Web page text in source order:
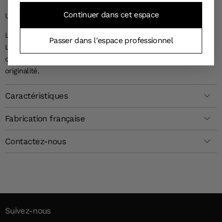
Continuer dans cet espace
Passer dans l'espace professionnel
UN PLATEAU OU UNE DECLARATION
Laissez-vous séduire par l'élégance simple de ce plateau
Love. Idéal pour décorer votre table ou pour servir vos
convives, ce plateau rectangulaire mêle fonctionnalité et
originalité.
Caractéristiques
Fabrication française
Contactez-nous
Suivez-nous